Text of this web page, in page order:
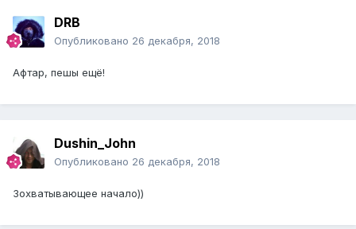
DRB
Опубликовано 26 декабря, 2018
Афтар, пешы ещё!
Dushin_John
Опубликовано 26 декабря, 2018
Зохватывающее начало))